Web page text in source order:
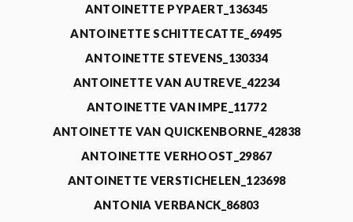
ANTOINETTE PYPAERT_136345
ANTOINETTE SCHITTECATTE_69495
ANTOINETTE STEVENS_130334
ANTOINETTE VAN AUTREVE_42234
ANTOINETTE VAN IMPE_11772
ANTOINETTE VAN QUICKENBORNE_42838
ANTOINETTE VERHOOST_29867
ANTOINETTE VERSTICHELEN_123698
ANTONIA VERBANCK_86803